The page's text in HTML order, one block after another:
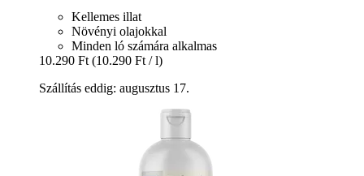
Kellemes illat
Növényi olajokkal
Minden ló számára alkalmas
10.290 Ft (10.290 Ft / l)
Szállítás eddig: augusztus 17.